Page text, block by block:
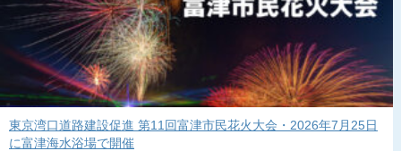
東京湾口道路建設促進 第11回富津市民花火大会・2026年7月25日
に富津海水浴場で開催